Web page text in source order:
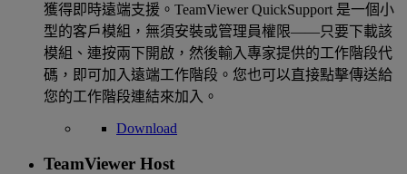
獲得即時遠端支援。TeamViewer QuickSupport 是一個小
型的客戶模組，無須安裝或管理員權限——只要下載該
模組、連按兩下開啟，然後輸入專家提供的工作階段代
碼，即可加入遠端工作階段。您也可以直接點擊傳送給
您的工作階段連結來加入。
Download
TeamViewer Host